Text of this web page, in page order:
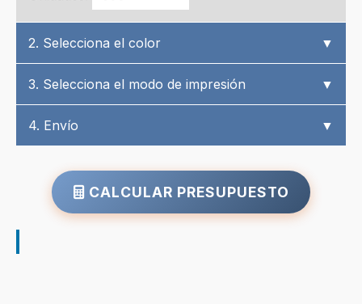
2. Selecciona el color ▼
3. Selecciona el modo de impresión ▼
4. Envío ▼
CALCULAR PRESUPUESTO